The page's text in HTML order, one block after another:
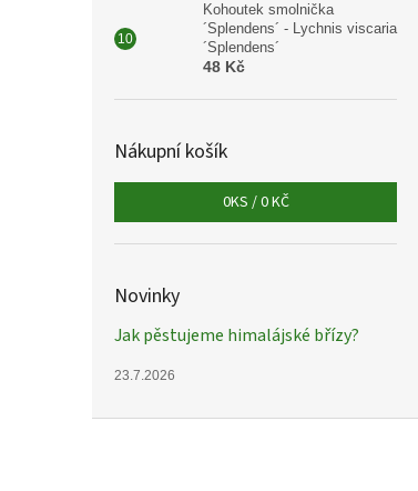
Kohoutek smolnička
´Splendens´ - Lychnis viscaria
´Splendens´
48 Kč
Nákupní košík
0KS /0 KČ
Novinky
Jak pěstujeme himalájské břízy?
23.7.2026